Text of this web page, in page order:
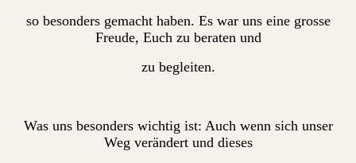
so besonders gemacht haben. Es war uns eine grosse
Freude, Euch zu beraten und
zu begleiten.
Was uns besonders wichtig ist: Auch wenn sich unser
Weg verändert und dieses